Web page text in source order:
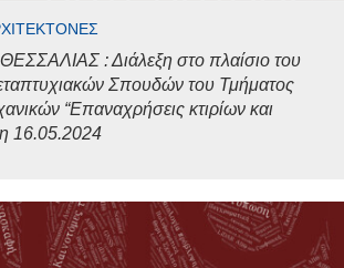
: Διάλεξη στο πλαίσιο του
Σπουδών του Τμήματος
“Επαναχρήσεις κτιρίων και
16.05.2024